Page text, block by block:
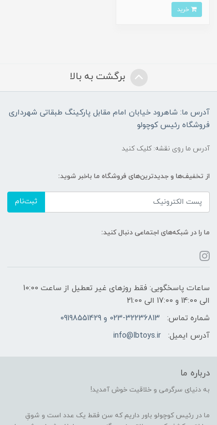
برگشت به بالا
آدرس ما: شاهرود خیابان امام مقابل پارکینگ طبقاتی شهرداری
فروشگاه رئیس کوچولو
آدرس ما روی نقشه: کلیک کنید
از تخفیف‌ها و جدیدترین‌های فروشگاه ما باخبر شوید:
ثبت‌نام
ما را در شبکه‌های اجتماعی دنبال کنید:
ساعات پاسخگویی: فقط روزهای غیر تعطیل از ساعت 10:00
الی 14:00 و 17:00 الی 21:00
شماره تماس:
023-32236813 و 09198551429
آدرس ایمیل:
info@lbtoys.ir
درباره ما
به دنیای سرگرمی و خلاقیت خوش آمدید!
ما در رئیس کوچولو باور داریم که سن فقط یک عدد است و شوقِ